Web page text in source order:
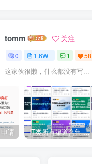
tomm 关注
0 1.6W+ 1 58
这家伙很懒，什么都没有写...
请 IT类所有渠道合集 持续日更，目前近四千多条资源 年费用户微信私信获取权限